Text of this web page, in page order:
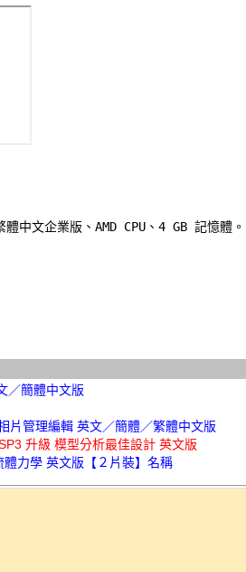
中文企業版、AMD CPU、4 GB 記憶體。
／簡體中文版
片管理編輯 英文／簡體／繁體中文版
升級 模型分析最佳設計 英文版
力學 英文版【２片裝】名稱